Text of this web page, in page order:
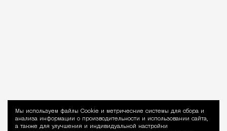
Уведомление
Мы используем файлы Сookie и метрические системы для сбора и
анализа информации о производительности и использовании сайта,
а также для улучшения и индивидуальной настройки